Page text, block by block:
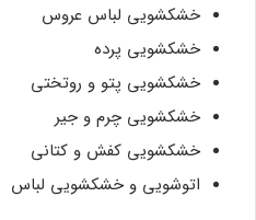
خشکشویی لباس عروس
خشکشویی پرده
خشکشویی پتو و روتختی
خشکشویی چرم و جیر
خشکشویی کفش و کتانی
اتوشویی و خشکشویی لباس